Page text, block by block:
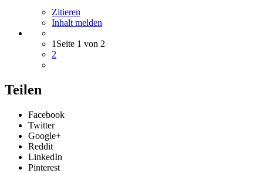
Zitieren
Inhalt melden
1 Seite 1 von 2
2
Teilen
Facebook
Twitter
Google+
Reddit
LinkedIn
Pinterest